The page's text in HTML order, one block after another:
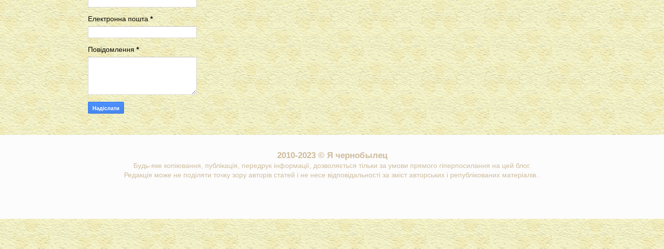
Електронна пошта*
Повідомлення*
2010-2023 © Я чернобылец
Будь-яке копіювання, публікація, передрук інформації, дозволяється тільки за умови прямого гіперпосилання на цей блог.
Редакція може не поділяти точку зору авторів статей і не несе відповідальності за зміст авторських і републікованих матеріалів..